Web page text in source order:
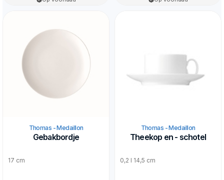
Thomas - Medaillon
Gebakbordje
17 cm
Thomas - Medaillon
Theekop en - schotel
0,2 l 14,5 cm